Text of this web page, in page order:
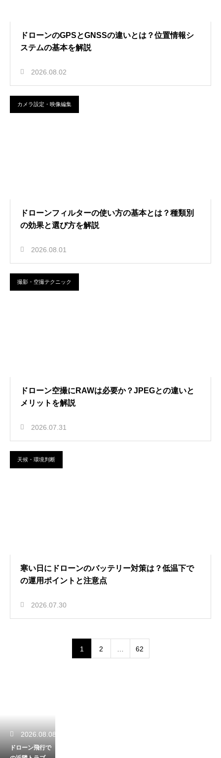
ドローンのGPSとGNSSの違いとは？位置情報シ
ステムの基本を解説
2026.08.02
カメラ設定・映像編集
ドローンフィルターの使い方の基本とは？種類別
の効果と選び方を解説
2026.08.01
撮影・空撮テクニック
ドローン空撮にRAWは必要か？JPEGとの違いと
メリットを解説
2026.07.31
天候・環境判断
寒い日にドローンのバッテリー対策は？低温下で
の運用ポイントと注意点
2026.07.30
1 2 62
2026.08.08
ドローン飛行で